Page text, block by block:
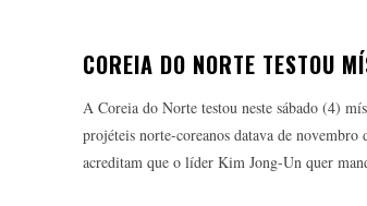
COREIA DO NORTE TESTOU
A Coreia do Norte testou neste sábado (4)
projéteis norte-coreanos datava de
acreditam que o líder Kim Jong-Un quer